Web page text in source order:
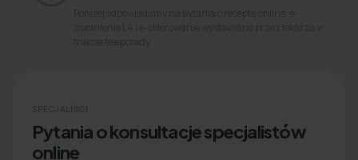
Poniżej odpowiadamy na pytania o receptę online, e-
zwolnienie L4 i e-skierowanie wystawiane przez lekarza w
trakcie teleporady.
SPECJALIŚCI
Pytania o konsultacje specjalistów
online